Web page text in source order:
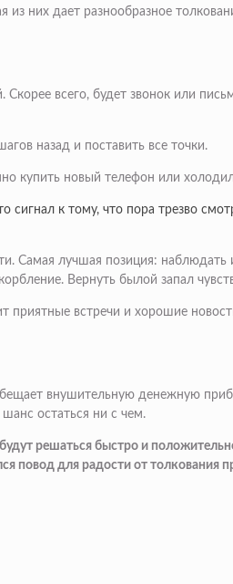
них дает разнообразное
всего, будет звонок или
назад и поставить все точки.
купить новый телефон или
сигнал к тому, что пора трезво
Самая лучшая позиция: наблюдать
Вернуть былой запал
встречи и хорошие
внушительную денежную
остаться ни с чем.
решаться быстро и
повод для радости от толкования